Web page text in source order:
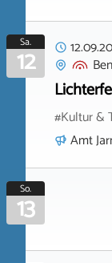
Sa.
12
#Kultur &
Amt
So.
13